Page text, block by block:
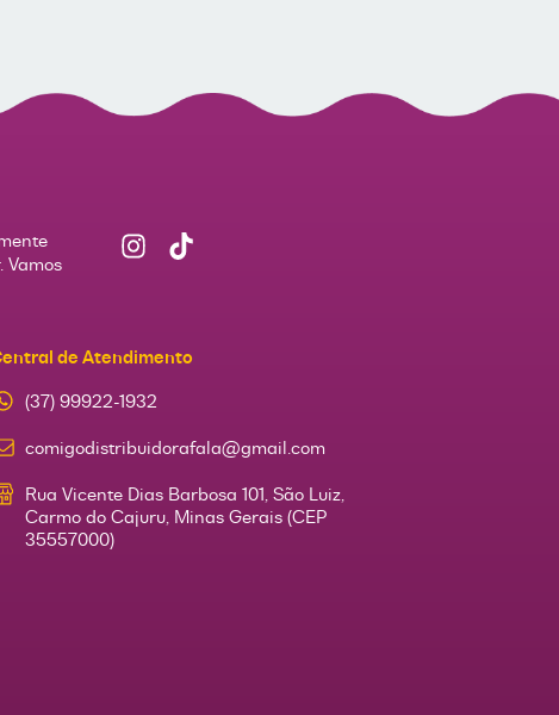
Vamos
de Atendimento
(37) 99922-1932
comigodistribuidorafala@gmail.com
Rua Vicente Dias Barbosa 101, São Luiz,
Carmo do Cajuru, Minas Gerais (CEP
35557000)